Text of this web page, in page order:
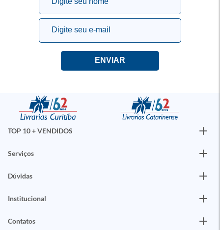
TOP 10 + VENDIDOS
Serviços
Dúvidas
Institucional
Contatos